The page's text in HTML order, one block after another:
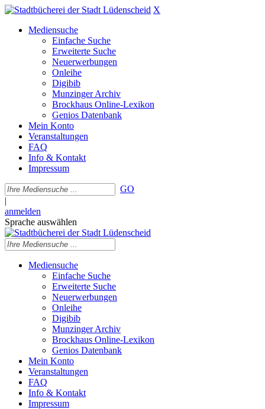
X
Mediensuche
Einfache Suche
Erweiterte Suche
Neuerwerbungen
Onleihe
Digibib
Munzinger Archiv
Brockhaus Online-Lexikon
Genios Datenbank
Mein Konto
Veranstaltungen
FAQ
Info & Kontakt
Impressum
GO
|
anmelden
Sprache auswählen
Mediensuche
Einfache Suche
Erweiterte Suche
Neuerwerbungen
Onleihe
Digibib
Munzinger Archiv
Brockhaus Online-Lexikon
Genios Datenbank
Mein Konto
Veranstaltungen
FAQ
Info & Kontakt
Impressum